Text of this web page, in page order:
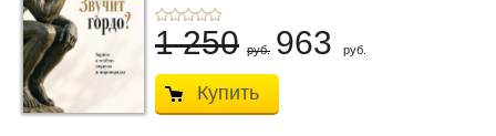
1 250 руб. 963 руб.
Купить